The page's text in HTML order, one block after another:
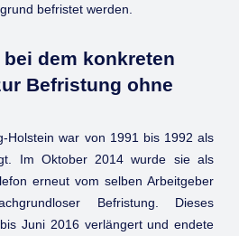
befristet werden.
dem konkreten
Befristung ohne
Holstein war von 1991 bis 1992 als
Im Oktober 2014 wurde sie als
erneut vom selben Arbeitgeber
Befristung. Dieses
Juni 2016 verlängert und endete